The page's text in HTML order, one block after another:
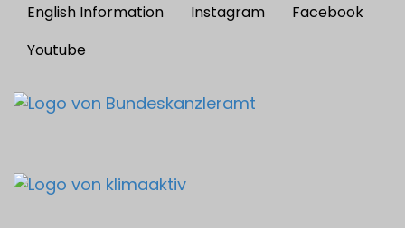
English Information
Instagram
Facebook
Youtube